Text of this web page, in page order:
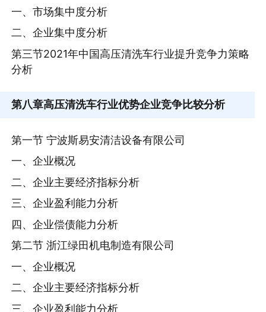
一、市场集中度分析
二、企业集中度分析
第三节2021年中国高压清洗车行业提升竞争力策略
分析
第八章高压清洗车行业优势企业竞争比较分析
第一节 宁波斯易安清洁设备有限公司
一、企业概况
二、企业主要经济指标分析
三、企业盈利能力分析
四、企业偿债能力分析
第二节 浙江绿田机电制造有限公司
一、企业概况
二、企业主要经济指标分析
三、企业盈利能力分析